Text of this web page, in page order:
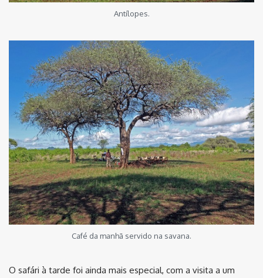
Antílopes.
Café da manhã servido na savana.
O safári à tarde foi ainda mais especial, com a visita a um